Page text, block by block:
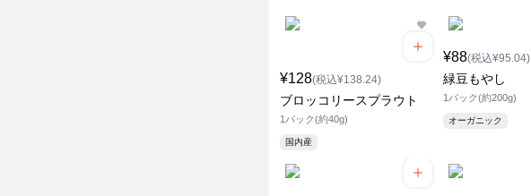
¥128(税込¥138.24)
ブロッコリースプラウト
1パック(約40g)
国内産
¥88(税込¥95.04)
緑豆もやし
1パック(約200g)
オーガニック